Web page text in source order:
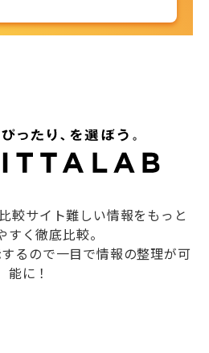
較サイト難しい情報をもっと
すく徹底比較。
るので一目で情報の整理が可
能に！